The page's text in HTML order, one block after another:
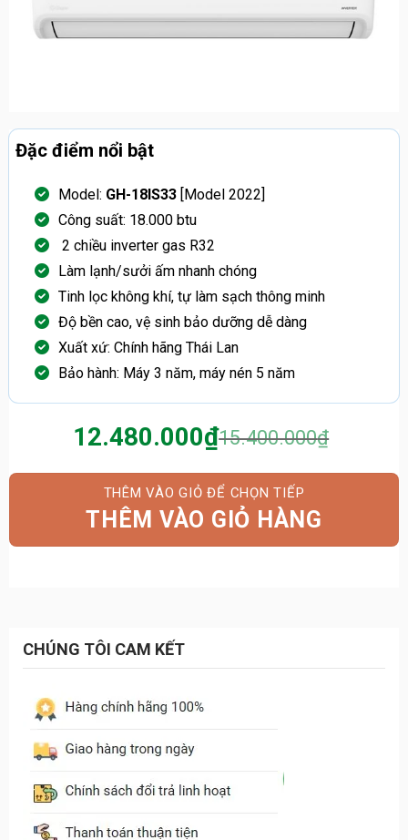
Đặc điểm nổi bật
Model: GH-18IS33[Model 2022]
Công suất: 18.000 btu
2 chiều inverter gas R32
Làm lạnh/sưởi ấm nhanh chóng
Tinh lọc không khí, tự làm sạch thông minh
Độ bền cao, vệ sinh bảo dưỡng dễ dàng
Xuất xứ: Chính hãng Thái Lan
Bảo hành: Máy 3 năm, máy nén 5 năm
15.400.000₫
Giá
gốc
là:
15.400.000₫.
12.480.000₫
Giá
hiện
tại
là:
12.480.000₫.
THÊM VÀO GIỎ HÀNG
CHÚNG TÔI CAM KẾT